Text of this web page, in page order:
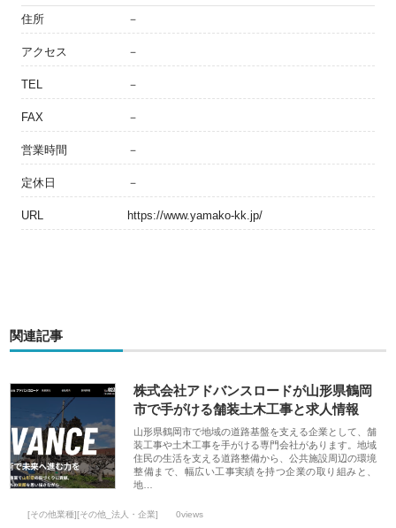
住所 －
アクセス －
TEL －
FAX －
営業時間 －
定休日 －
URL https://www.yamako-kk.jp/
関連記事
株式会社アドバンスロードが山形県鶴岡
市で手がける舗装土木工事と求人情報
山形県鶴岡市で地域の道路基盤を支える企業として、舗
装工事や土木工事を手がける専門会社があります。地域
住民の生活を支える道路整備から、公共施設周辺の環境
整備まで、幅広い工事実績を持つ企業の取り組みと、
地…
[その他業種][その他_法人・企業] 0views